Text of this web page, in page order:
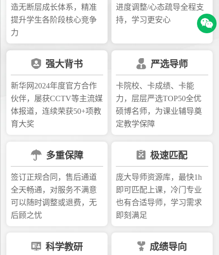
造无断层成长体系，精准
提升学生各阶段核心竞争
力
进度调整/心态疏导全程支
持，学习更安心
强大背书
新华网2024年度官方合作
伙伴，屡获CCTV等主流媒
体报道，连续荣获50+项教
育大奖
严选导师
卡院校、卡成绩、卡能
力，层层严选TOP50全优
硕博名师，为课业辅导奠
定教学保障
多重保障
签订正规合同，售后通道
全天畅通，对服务不满意
可以随时调整或退费，无
后顾之忧
极速匹配
庞大导师资源库，最快1h
即可匹配上课，冷门专业
也有合适导师，学习需求
即刻满足
科学教研 成绩导向